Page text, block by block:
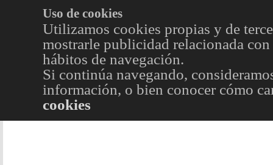
Uso de cookies
Utilizamos cookies propias y de
mostrarle publicidad relacionada
hábitos de navegación.
Si continúa navegando,
información, o bien conocer cómo
cookies